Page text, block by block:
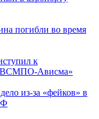
погибли во время
к
«ВСМПО-Ависма»
из-за «фейков» в